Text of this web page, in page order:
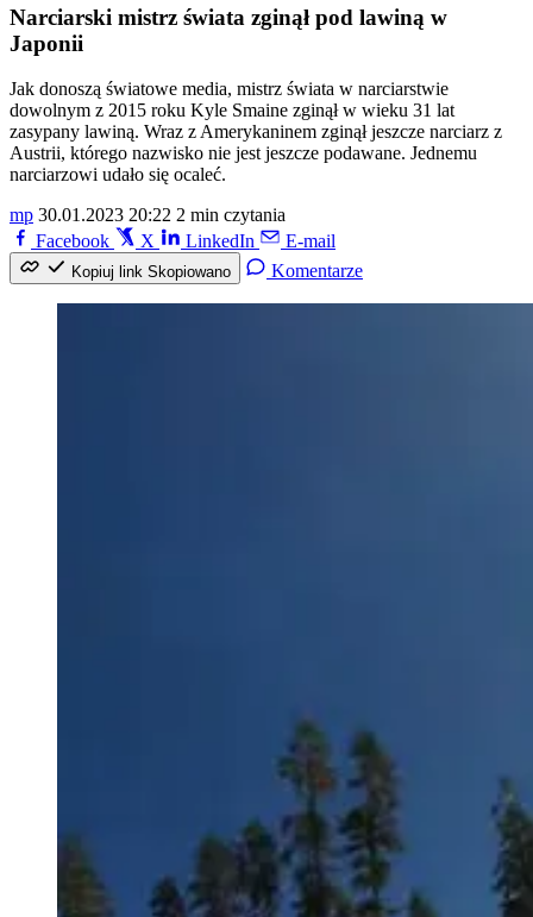
Narciarski mistrz świata zginął pod lawiną w
Japonii
Jak donoszą światowe media, mistrz świata w narciarstwie
dowolnym z 2015 roku Kyle Smaine zginął w wieku 31 lat
zasypany lawiną. Wraz z Amerykaninem zginął jeszcze narciarz z
Austrii, którego nazwisko nie jest jeszcze podawane. Jednemu
narciarzowi udało się ocaleć.
mp 30.01.2023 20:22 2 min czytania
Facebook
X LinkedIn E-mail
Kopiuj link Skopiowano Komentarze